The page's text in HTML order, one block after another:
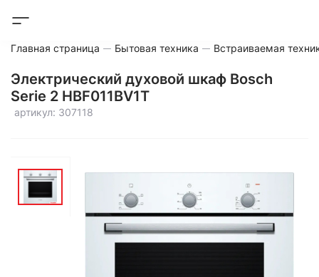
Главная страница Бытовая техника Встраиваемая
Электрический духовой шкаф Bosch
Serie 2 HBF011BV1T
артикул: 307118